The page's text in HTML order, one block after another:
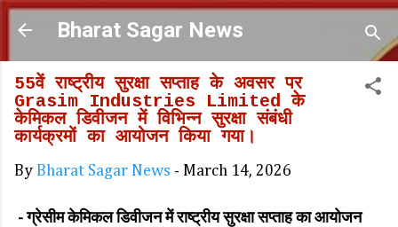
Skip to main content
Bharat Sagar News
55वें राष्ट्रीय सुरक्षा सप्ताह के अवसर पर
Grasim Industries Limited के
केमिकल डिवीजन में विभिन्न सुरक्षा संबंधी
कार्यक्रमों का आयोजन किया गया।
By Bharat Sagar News - March 14, 2026
- ग्रेसीम केमिकल डिवीजन में राष्ट्रीय सुरक्षा सप्ताह का आयोजन